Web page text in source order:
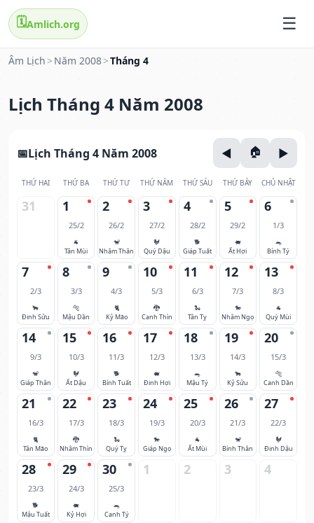
🗓️Amlich.org
Âm Lịch > Năm 2008>Tháng 4
Lịch Tháng 4 Năm 2008
Lịch Tháng 4 Năm 2008
THỨ HAI THỨ BA THỨ TƯ THỨ NĂM THỨ SÁU THỨ BẢY CHỦ NHẬT
31 1
25/2
🐐
Tân Mùi
2
26/2
🐒
Nhâm Thân
3
27/2
🐓
Quý Dậu
4
28/2
🐕
Giáp Tuất
5
29/2
🐖
Ất Hợi
6
1/3
🐀
Bính Tý
7
2/3
🐂
Đinh Sửu
8
3/3
🐅
Mậu Dần
9
4/3
🐈
Kỷ Mão
10
5/3
🐉
Canh Thìn
11
6/3
🐍
Tân Tỵ
12
7/3
🐎
Nhâm Ngọ
13
8/3
🐐
Quý Mùi
14
9/3
🐒
Giáp Thân
15
10/3
🐓
Ất Dậu
16
11/3
🐕
Bính Tuất
17
12/3
🐖
Đinh Hợi
18
13/3
🐀
Mậu Tý
19
14/3
🐂
Kỷ Sửu
20
15/3
🐅
Canh Dần
21
16/3
🐈
Tân Mão
22
17/3
🐉
Nhâm Thìn
23
18/3
🐍
Quý Tỵ
24
19/3
🐎
Giáp Ngọ
25
20/3
🐐
Ất Mùi
26
21/3
🐒
Bính Thân
27
22/3
🐓
Đinh Dậu
28
23/3
🐕
Mậu Tuất
29
24/3
🐖
Kỷ Hợi
30
25/3
🐀
Canh Tý
1 2 3 4